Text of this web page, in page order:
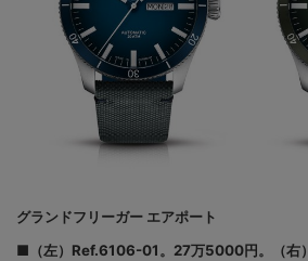
グランドフリーガー エアポート
■（左）Ref.6106-01。27万5000円。（